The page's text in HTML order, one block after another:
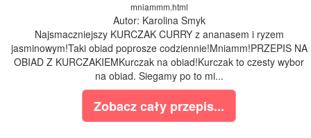
mniammm.html
Autor: Karolina Smyk
Najsmaczniejszy KURCZAK CURRY z ananasem i ryzem
jasminowym!Taki obiad poprosze codziennie!Mniamm!PRZEPIS NA
OBIAD Z KURCZAKIEMKurczak na obiad!Kurczak to czesty wybor
na obiad. Siegamy po to mi...
Zobacz cały przepis...